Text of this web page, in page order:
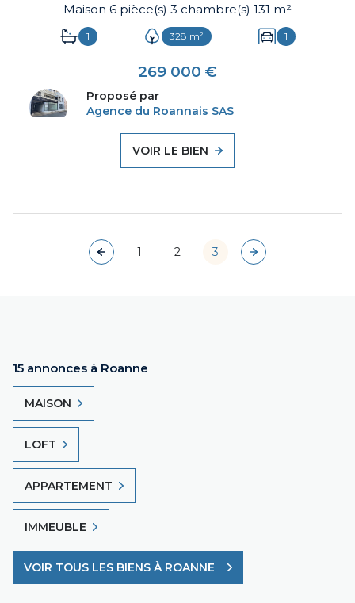
Maison 6 pièce(s) 3 chambre(s) 131 m²
1 328 m² 1
269 000 €
Proposé par
Agence du Roannais SAS
VOIR LE BIEN
1 2 3
15 annonces à Roanne
MAISON
LOFT
APPARTEMENT
IMMEUBLE
VOIR TOUS LES BIENS À ROANNE